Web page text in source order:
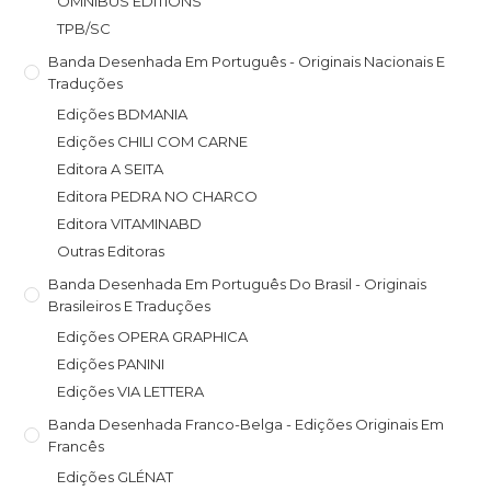
TPB/SC
Banda Desenhada Em Português - Originais Nacionais E
Traduções
Edições BDMANIA
Edições CHILI COM CARNE
Editora A SEITA
Editora PEDRA NO CHARCO
Editora VITAMINABD
Outras Editoras
Banda Desenhada Em Português Do Brasil - Originais
Brasileiros E Traduções
Edições OPERA GRAPHICA
Edições PANINI
Edições VIA LETTERA
Banda Desenhada Franco-Belga - Edições Originais Em
Francês
Edições GLÉNAT